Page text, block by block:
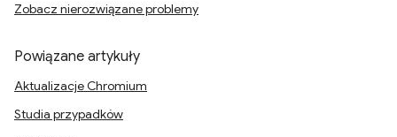
Zobacz nierozwiązane problemy
Powiązane artykuły
Aktualizacje Chromium
Studia przypadków